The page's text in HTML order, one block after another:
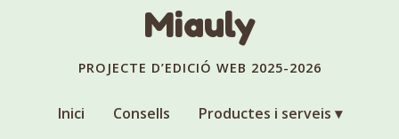
Miauly
PROJECTE D’EDICIÓ WEB 2025-2026
Inici Consells
Productes i serveis